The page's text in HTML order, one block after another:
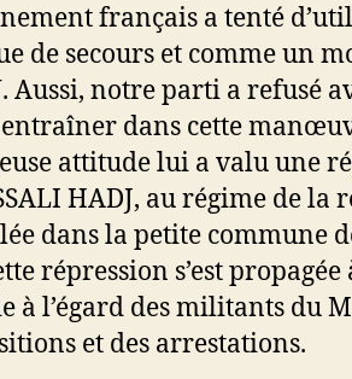
français a tenté
de secours et comme un
Aussi, notre parti a refusé
dans cette
attitude lui a valu une
HADJ, au régime de la
dans la petite commune
répression s’est
à l’égard des militants du
et des arrestations.